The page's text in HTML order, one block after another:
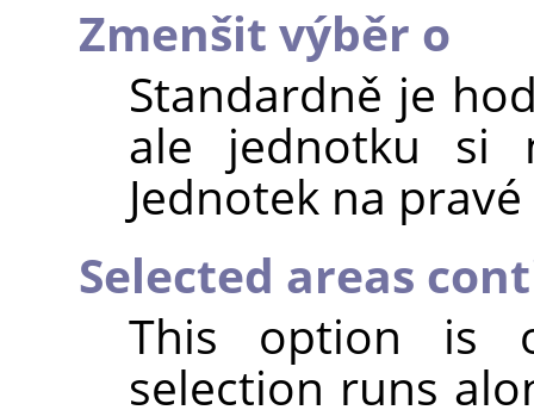
Zmenšit výběr o
Standardně je
ale jednotku si
Jednotek na
Selected areas
This option is
selection runs